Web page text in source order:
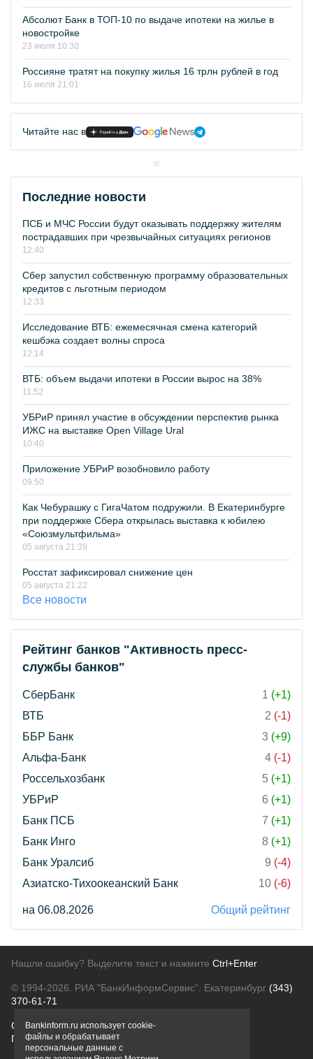
Абсолют Банк в ТОП-10 по выдаче ипотеки на жилье в
новостройке
23 июля 10:30
Россияне тратят на покупку жилья 16 трлн рублей в год
16 июля 21:01
Читайте нас в
Последние новости
ПСБ и МЧС России будут оказывать поддержку жителям
пострадавших при чрезвычайных ситуациях регионов
12:40
Сбер запустил собственную программу образовательных
кредитов с льготным периодом
12:33
Исследование ВТБ: ежемесячная смена категорий
кешбэка создает волны спроса
12:14
ВТБ: объем выдачи ипотеки в России вырос на 38%
11:52
УБРиР принял участие в обсуждении перспектив рынка
ИЖС на выставке Open Village Ural
10:40
Приложение УБРиР возобновило работу
09:50
Как Чебурашку с ГигаЧатом подружили. В Екатеринбурге
при поддержке Сбера открылась выставка к юбилею
«Союзмультфильма»
05 августа 21:39
Росстат зафиксировал снижение цен
05 августа 21:22
Все новости
Рейтинг банков "Активность пресс-
службы банков"
СберБанк 1 (+1)
ВТБ
2 (-1)
ББР Банк
3 (+9)
Альфа-Банк
4 (-1)
Россельхозбанк
5 (+1)
УБРиР
6 (+1)
Банк ПСБ
7 (+1)
Банк Инго
8 (+1)
Банк Уралсиб
9 (-4)
Азиатско-Тихоокеанский Банк
10 (-6)
на 06.08.2026 Общий рейтинг
Нашли ошибку? Выделите текст и нажмите Ctrl+Enter
© 1994-2026. РИА "БанкИнформСервис". Екатеринбург (343)
370-61-71
О проектеПолитика конфиденциальности
Правовая информацияДля рекламодателей
Bankinform.ru использует cookie-
файлы и обрабатывает
персональные данные с